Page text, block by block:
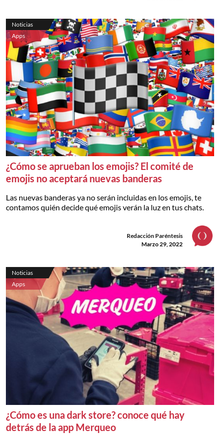
Noticias
Apps
¿Cómo se aprueban los emojis? El comité de
emojis no aceptará nuevas banderas
Las nuevas banderas ya no serán incluidas en los emojis, te
contamos quién decide qué emojis verán la luz en tus chats.
Redacción Paréntesis
Marzo 29, 2022
Noticias
Apps
¿Cómo es una dark store? conoce qué hay
detrás de la app Merqueo